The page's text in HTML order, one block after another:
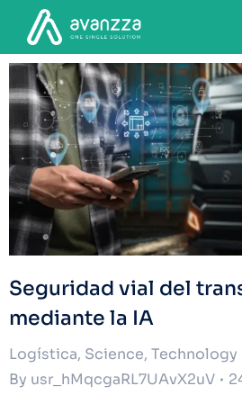
Seguridad vial del
mediante la IA
Logística, Science, Technology
By usr_hMqcgaRL7UAvX2uV